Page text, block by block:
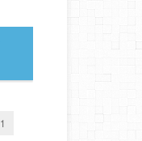
1